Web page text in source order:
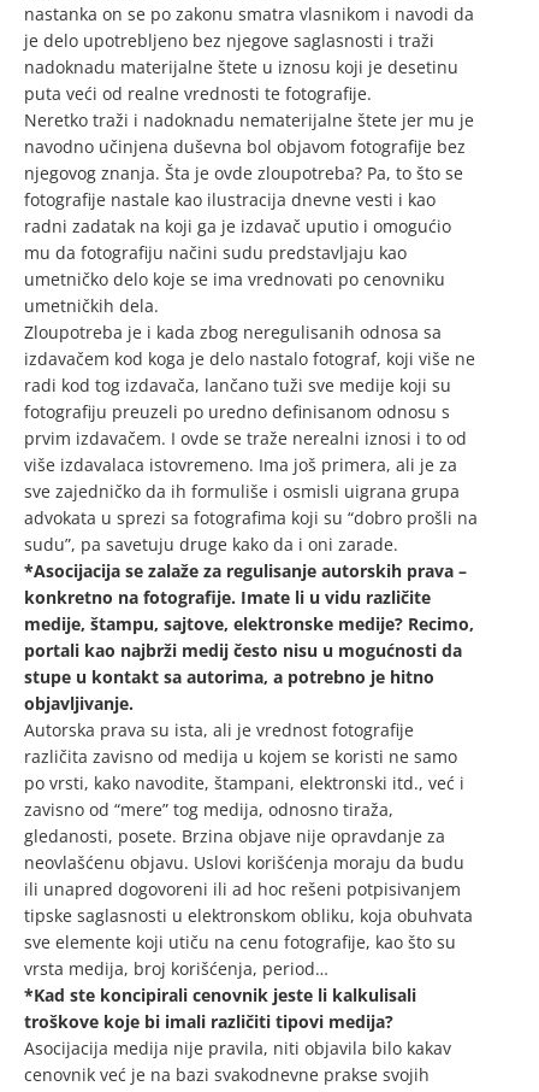
nastanka on se po zakonu smatra vlasnikom i navodi da
je delo upotrebljeno bez njegove saglasnosti i traži
nadoknadu materijalne štete u iznosu koji je desetinu
puta veći od realne vrednosti te fotografije.
Neretko traži i nadoknadu nematerijalne štete jer mu je
navodno učinjena duševna bol objavom fotografije bez
njegovog znanja. Šta je ovde zloupotreba? Pa, to što se
fotografije nastale kao ilustracija dnevne vesti i kao
radni zadatak na koji ga je izdavač uputio i omogućio
mu da fotografiju načini sudu predstavljaju kao
umetničko delo koje se ima vrednovati po cenovniku
umetničkih dela.
Zloupotreba je i kada zbog neregulisanih odnosa sa
izdavačem kod koga je delo nastalo fotograf, koji više ne
radi kod tog izdavača, lančano tuži sve medije koji su
fotografiju preuzeli po uredno definisanom odnosu s
prvim izdavačem. I ovde se traže nerealni iznosi i to od
više izdavalaca istovremeno. Ima još primera, ali je za
sve zajedničko da ih formuliše i osmisli uigrana grupa
advokata u sprezi sa fotografima koji su “dobro prošli na
sudu”, pa savetuju druge kako da i oni zarade.
*Asocijacija se zalaže za regulisanje autorskih prava –
konkretno na fotografije. Imate li u vidu različite
medije, štampu, sajtove, elektronske medije? Recimo,
portali kao najbrži medij često nisu u mogućnosti da
stupe u kontakt sa autorima, a potrebno je hitno
objavljivanje.
Autorska prava su ista, ali je vrednost fotografije
različita zavisno od medija u kojem se koristi ne samo
po vrsti, kako navodite, štampani, elektronski itd., već i
zavisno od “mere” tog medija, odnosno tiraža,
gledanosti, posete. Brzina objave nije opravdanje za
neovlašćenu objavu. Uslovi korišćenja moraju da budu
ili unapred dogovoreni ili ad hoc rešeni potpisivanjem
tipske saglasnosti u elektronskom obliku, koja obuhvata
sve elemente koji utiču na cenu fotografije, kao što su
vrsta medija, broj korišćenja, period…
*Kad ste koncipirali cenovnik jeste li kalkulisali
troškove koje bi imali različiti tipovi medija?
Asocijacija medija nije pravila, niti objavila bilo kakav
cenovnik već je na bazi svakodnevne prakse svojih